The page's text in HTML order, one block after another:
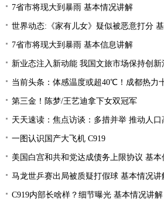
7省市将现大到暴雨 基本情况讲解
世界动态:《家有儿女》疑似被恶意打分
7省市将现大到暴雨 基本信息讲解
新业态注入新动能 我国文旅市场保持创
当前头条：体感温度或超40℃！成都热力
第三金！陈梦/王艺迪拿下女双冠军
天天速读：焦点访谈：多措并举 推动人口
一图认识国产大飞机 C919
美国白宫和共和党达成债务上限协议 基
马龙世乒赛出局被质疑打假球 基本情况讲
C919内部长啥样？细节曝光 基本情况讲解